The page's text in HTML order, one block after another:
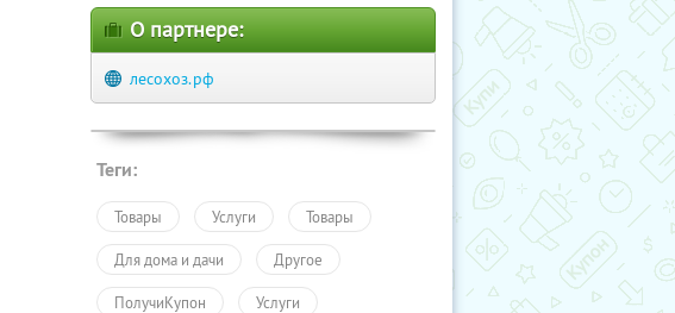
О партнере:
лесохоз.рф
Теги:
Товары Услуги Товары
Для дома и дачи Другое
ПолучиКупон Услуги